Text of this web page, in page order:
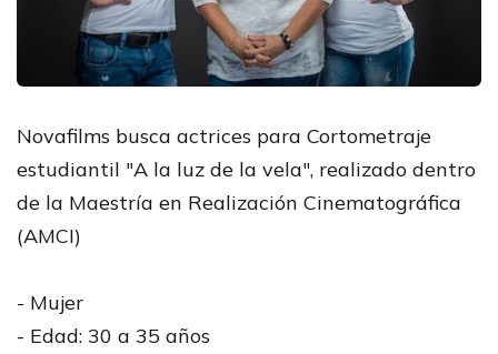
Novafilms busca actrices para Cortometraje
estudiantil "A la luz de la vela", realizado dentro
de la Maestría en Realización Cinematográfica
(AMCI)
- Mujer
- Edad: 30 a 35 años